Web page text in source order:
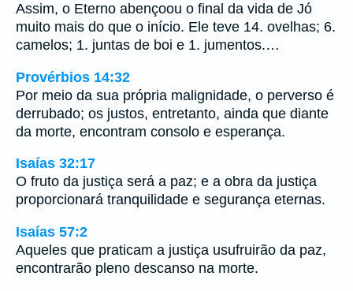
Assim, o Eterno abençoou o final da vida de Jó
muito mais do que o início. Ele teve 14. ovelhas; 6.
camelos; 1. juntas de boi e 1. jumentos.…
Provérbios 14:32
Por meio da sua própria malignidade, o perverso é
derrubado; os justos, entretanto, ainda que diante
da morte, encontram consolo e esperança.
Isaías 32:17
O fruto da justiça será a paz; e a obra da justiça
proporcionará tranquilidade e segurança eternas.
Isaías 57:2
Aqueles que praticam a justiça usufruirão da paz,
encontrarão pleno descanso na morte.